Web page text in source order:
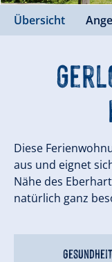
Übersicht
Diese
aus und eignet
Nähe des
natürlich ganz